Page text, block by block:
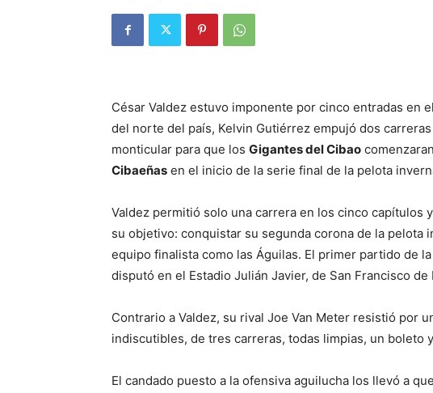
César Valdez estuvo imponente por cinco entradas en
del norte del país, Kelvin Gutiérrez empujó dos
monticular para que los Gigantes del Cibao
Cibaeñas en el inicio de la serie final de la pelota
Valdez permitió solo una carrera en los cinco capítulos
su objetivo: conquistar su segunda corona de la pelota
equipo finalista como las Águilas. El primer partido de
disputó en el Estadio Julián Javier, de San Francisco
Contrario a Valdez, su rival Joe Van Meter resistió por
indiscutibles, de tres carreras, todas limpias, un boleto
El candado puesto a la ofensiva aguilucha los llevó a